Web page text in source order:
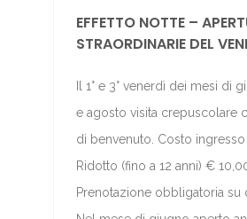
EFFETTO NOTTE –
STRAORDINARIE DEL
Il 1° e 3° venerdì dei mesi di
e agosto visita crepuscolare
di benvenuto. Costo
Ridotto (fino a 12 anni) €
Prenotazione obbligatoria su